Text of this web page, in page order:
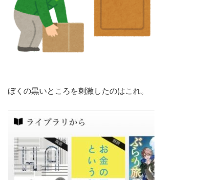
ぼくの黒いところを刺激したのはこれ。